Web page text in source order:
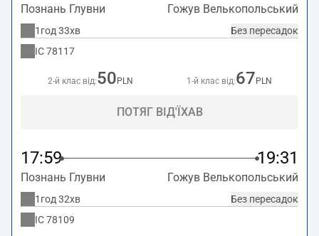
Познань Глувни Гожув Велькопольський
Без пересадок
1год 33хв
IC78117
2-й клас від:50 PLN 1-й клас від:67 PLN
ПОТЯГ ВІД'ЇХАВ
17:59 19:31
Познань Глувни Гожув Велькопольський
Без пересадок
1год 32хв
IC78109